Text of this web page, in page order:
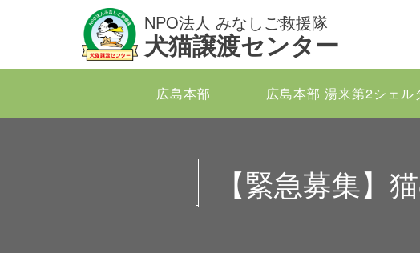
NPO法人 みなしご救援隊
犬猫譲渡センター
広島本部 広島本部 湯来第2シェル
【緊急募集】